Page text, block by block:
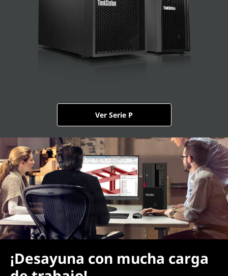
Ver Serie P
¡Desayuna con mucha carga